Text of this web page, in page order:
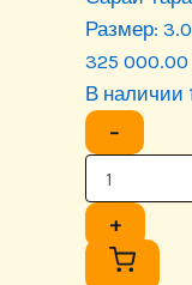
Размер:
325 000.00
В наличии 1
−
+